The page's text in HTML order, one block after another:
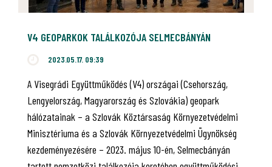
V4 GEOPARKOK TALÁLKOZÓJA SELMECBÁNYÁN
2023.05.17. 09:39
A Visegrádi Együttműködés (V4) országai (Csehország,
Lengyelország, Magyarország és Szlovákia) geopark
hálózatainak – a Szlovák Köztársaság Környezetvédelmi
Minisztériuma és a Szlovák Környezetvédelmi Ügynökség
kezdeményezésére – 2023. május 10-én, Selmecbányán